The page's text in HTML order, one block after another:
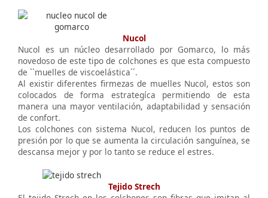
Nucol
Nucol es un núcleo desarrollado por Gomarco, lo más
novedoso de este tipo de colchones es que esta compuesto
de ``muelles de viscoelástica´´.
Al existir diferentes firmezas de muelles Nucol, estos son
colocados de forma estrategíca permitiendo de esta
manera una mayor ventilación, adaptabilidad y sensación
de confort.
Los colchones con sistema Nucol, reducen los puntos de
presión por lo que se aumenta la circulación sanguínea, se
descansa mejor y por lo tanto se reduce el estres.
Tejido Strech